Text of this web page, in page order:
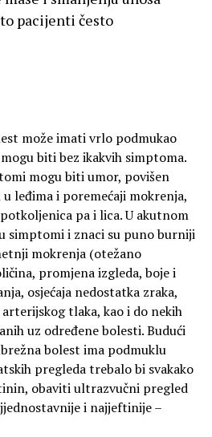
pacijenti često
može imati vrlo podmukao
biti bez ikakvih simptoma.
mogu biti umor, povišen
leđima i poremećaji mokrenja,
pa i lica. U akutnom
simptomi i znaci su puno burniji
mokrenja (otežano
promjena izgleda, boje i
osjećaja nedostatka zraka,
tlaka, kao i do nekih
uz određene bolesti. Budući
bolest ima podmuklu
pregleda trebalo bi svakako
obaviti ultrazvučni pregled
i najjeftinije –